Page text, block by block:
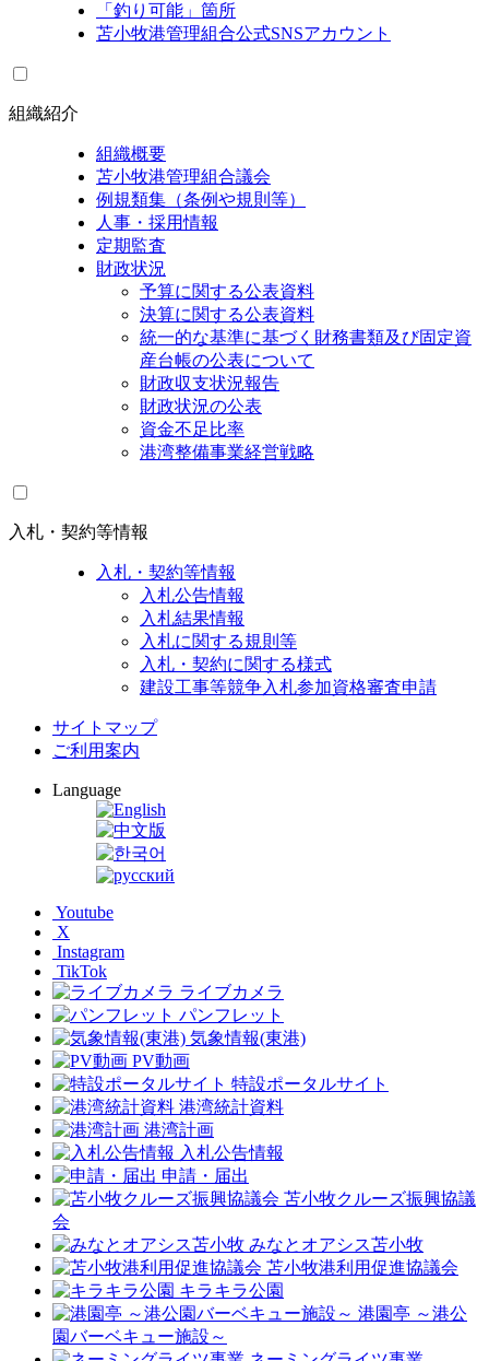
「釣り可能」箇所
苫小牧港管理組合公式SNSアカウント
組織紹介
組織概要
苫小牧港管理組合議会
例規類集（条例や規則等）
人事・採用情報
定期監査
財政状況
予算に関する公表資料
決算に関する公表資料
統一的な基準に基づく財務書類及び固定資
産台帳の公表について
財政収支状況報告
財政状況の公表
資金不足比率
港湾整備事業経営戦略
入札・契約等情報
入札・契約等情報
入札公告情報
入札結果情報
入札に関する規則等
入札・契約に関する様式
建設工事等競争入札参加資格審査申請
サイトマップ
ご利用案内
Language
Youtube
X
Instagram
TikTok
ライブカメラ
パンフレット
気象情報(東港)
PV動画
特設ポータルサイト
港湾統計資料
港湾計画
入札公告情報
申請・届出
苫小牧クルーズ振興協議
会
みなとオアシス苫小牧
苫小牧港利用促進協議会
キラキラ公園
港園亭 ～港公
園バーベキュー施設～